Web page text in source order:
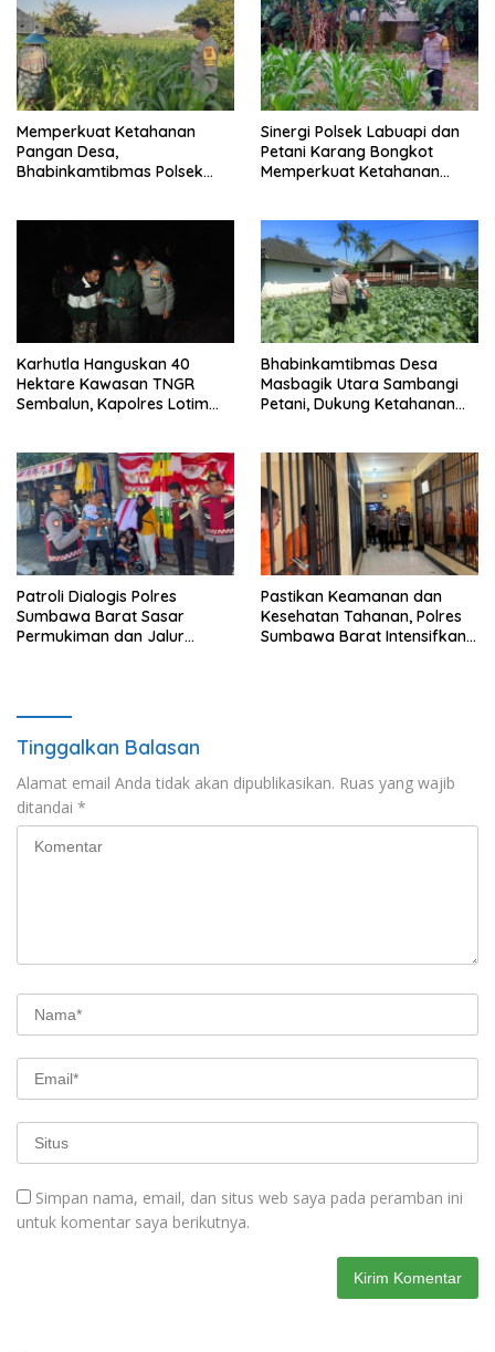
Memperkuat Ketahanan
Pangan Desa,
Bhabinkamtibmas Polsek
Sinergi Polsek Labuapi dan
Petani Karang Bongkot
Memperkuat Ketahanan
Karhutla Hanguskan 40
Hektare Kawasan TNGR
Sembalun, Kapolres Lotim
Bhabinkamtibmas Desa
Masbagik Utara Sambangi
Petani, Dukung Ketahanan
Patroli Dialogis Polres
Sumbawa Barat Sasar
Permukiman dan Jalur
Pastikan Keamanan dan
Kesehatan Tahanan, Polres
Sumbawa Barat Intensifkan
Tinggalkan Balasan
Alamat email Anda tidak akan dipublikasikan. Ruas yang wajib
ditandai *
Simpan nama, email, dan situs web saya pada peramban ini
untuk komentar saya berikutnya.